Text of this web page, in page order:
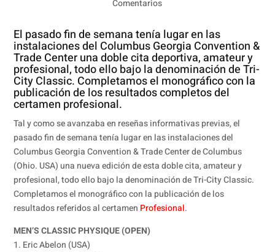
Comentarios
El pasado fin de semana tenía lugar en las
instalaciones del Columbus Georgia Convention &
Trade Center una doble cita deportiva, amateur y
profesional, todo ello bajo la denominación de Tri-
City Classic. Completamos el monográfico con la
publicación de los resultados completos del
certamen profesional.
Tal y como se avanzaba en reseñas informativas previas, el
pasado fin de semana tenía lugar en las instalaciones del
Columbus Georgia Convention & Trade Center de Columbus
(Ohio. USA) una nueva edición de esta doble cita, amateur y
profesional, todo ello bajo la denominación de Tri-City Classic.
Completamos el monográfico con la publicación de los
resultados referidos al certamen Profesional.
MEN’S CLASSIC PHYSIQUE (OPEN)
1. Eric Abelon (USA)